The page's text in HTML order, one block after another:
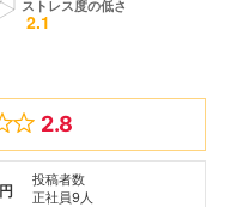
2.8
投稿者数
正社員9人